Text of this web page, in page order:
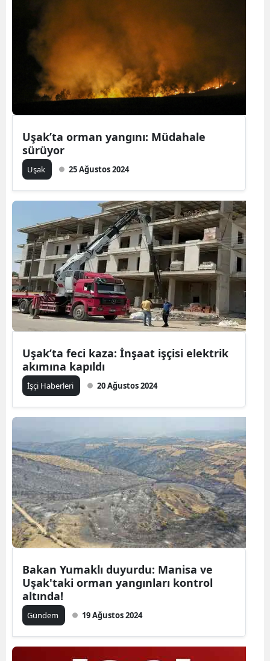
Hatay
Isparta
Kars
Kastamonu
Kayseri
Kırklareli
Kırşehir
Kocaeli
Konya
Malatya
Manisa
Mardin
Muğla
Muş
Uşak’ta orman yangını: Müdahale
sürüyor
Uşak 25 Ağustos 2024
Uşak’ta feci kaza: İnşaat işçisi elektrik
akımına kapıldı
İşçi Haberleri 20 Ağustos 2024
Bakan Yumaklı duyurdu: Manisa ve
Uşak'taki orman yangınları kontrol
altında!
Gündem 19 Ağustos 2024